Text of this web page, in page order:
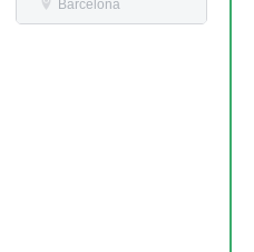
Barcelona